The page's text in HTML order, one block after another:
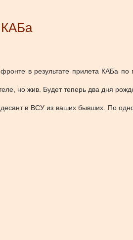
КАБа
в результате прилета КАБа
но жив. Будет теперь два дня
в ВСУ из ваших бывших. По